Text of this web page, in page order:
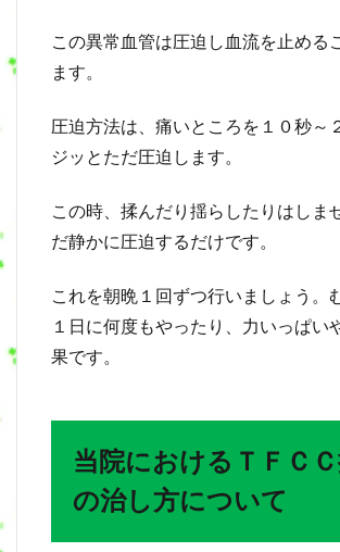
この異常血管は圧迫し血流を止める
ます。
圧迫方法は、痛いところを１０秒～
ジッとただ圧迫します。
この時、揉んだり揺らしたりはしま
だ静かに圧迫するだけです。
これを朝晩１回ずつ行いましょう。
１日に何度もやったり、力いっぱい
果です。
当院におけるＴＦＣ
の治し方について